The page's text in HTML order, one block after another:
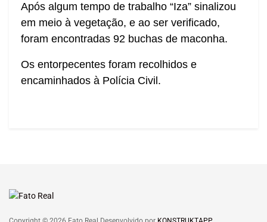
Após algum tempo de trabalho “Iza” sinalizou
em meio à vegetação, e ao ser verificado,
foram encontradas 92 buchas de maconha.
Os entorpecentes foram recolhidos e
encaminhados à Polícia Civil.